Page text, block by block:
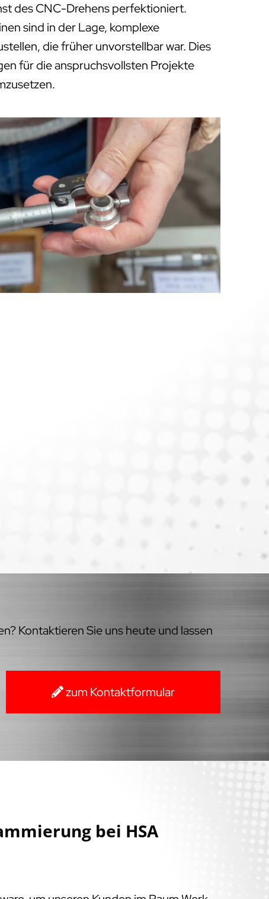
des CNC-Drehens perfektioniert.
sind in der Lage, komplexe
die früher unvorstellbar war. Dies
für die anspruchsvollsten Projekte
Kontaktieren Sie uns heute und lassen
zum Kontaktformular
bei HSA